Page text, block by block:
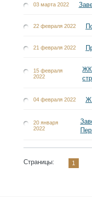
03 марта 2022
22 февраля 2022
21 февраля 2022
15 февраля
2022
ЖК
04 февраля 2022
20 января
2022
Страницы: 1